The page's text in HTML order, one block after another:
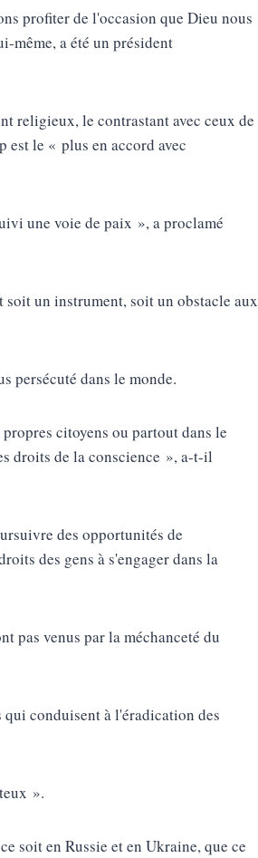
profiter de l'occasion que Dieu nous
même, a été un président
religieux, le contrastant avec ceux de
le « plus en accord avec
une voie de paix », a proclamé
un instrument, soit un obstacle aux
persécuté dans le monde.
citoyens ou partout dans le
droits de la conscience », a-t-il
des opportunités de
des gens à s'engager dans la
pas venus par la méchanceté du
conduisent à l'éradication des
».
soit en Russie et en Ukraine, que ce